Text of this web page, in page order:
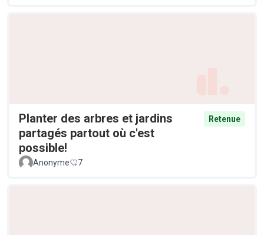
Planter des arbres et jardins
partagés partout où c'est
possible!
Retenue
Anonyme 7